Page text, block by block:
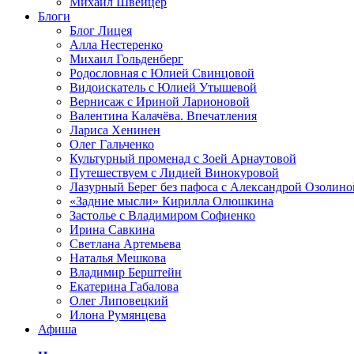
Блоги
Блог Лицея
Алла Нестеренко
Михаил Гольденберг
Родословная с Юлией Свинцовой
Видоискатель с Юлией Утышевой
Вернисаж с Ириной Ларионовой
Валентина Калачёва. Впечатления
Лариса Хенинен
Олег Гальченко
Культурный променад с Зоей Арнаутовой
Путешествуем с Лидией Винокуровой
Лазурный Берег без пафоса с Александрой
«Задние мысли» Кирилла Олюшкина
Застолье с Владимиром Софиенко
Ирина Савкина
Светлана Артемьева
Наталья Мешкова
Владимир Берштейн
Екатерина Габалова
Олег Липовецкий
Илона Румянцева
Афиша